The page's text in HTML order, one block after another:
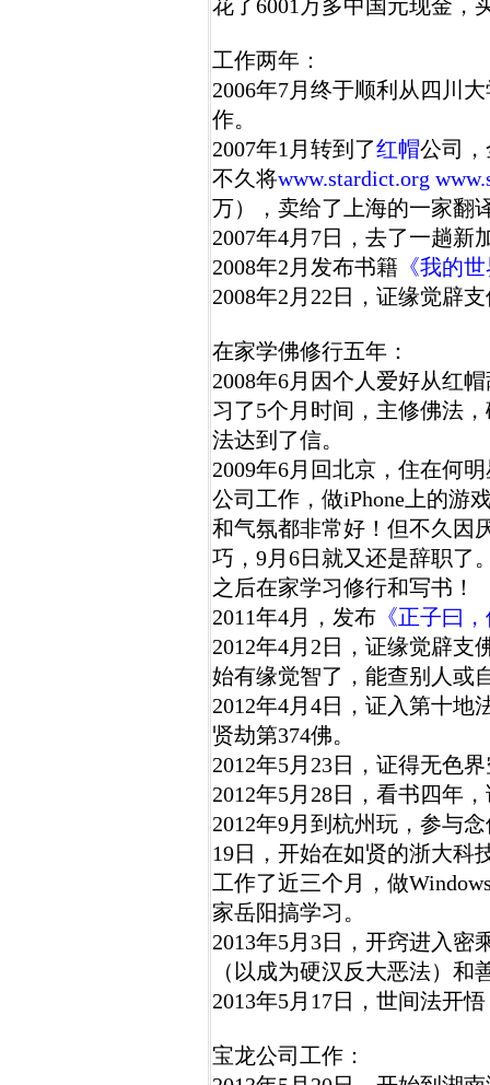
花了6001万多中国元现金，
工作两年：
2006年7月终于顺利从四川
作。
2007年1月转到了红帽公司
不久将www.stardict.org
万），卖给了上海的一家翻
2007年4月7日，去了一趟新
2008年2月发布书籍 《我的
2008年2月22日，证缘觉辟
在家学佛修行五年：
2008年6月因个人爱好从红
习了5个月时间，主修佛法
法达到了信。
2009年6月回北京，住在何
公司工作，做iPhone上的游
和气氛都非常好！但不久因
巧，9月6日就又还是辞职了
之后在家学习修行和写书！
2011年4月，发布 《正子曰
2012年4月2日，证缘觉辟支
始有缘觉智了，能查别人或
2012年4月4日，证入第十地
贤劫第374佛。
2012年5月23日，证得无色
2012年5月28日，看书四年
2012年9月到杭州玩，参与
19日，开始在如贤的浙大科
工作了近三个月，做
家岳阳搞学习。
2013年5月3日，开窍进入密
（以成为硬汉反大恶法）
2013年5月17日，世间法开
宝龙公司工作：